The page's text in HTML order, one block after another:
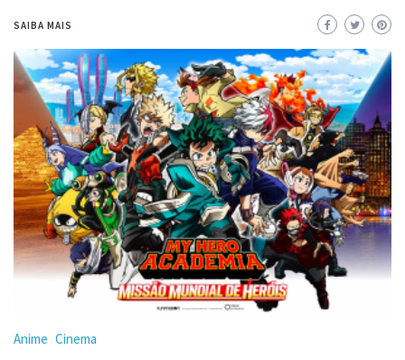
SAIBA MAIS
Anime Cinema